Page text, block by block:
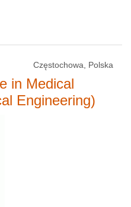
Częstochowa, Polska
in Medical
Engineering)